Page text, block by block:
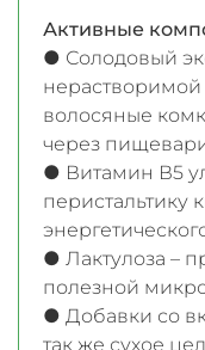
Активные
● Солодовый
нерастворимой
волосяные
через
● Витамин В5
перистальтику
● Лактулоза –
полезной
● Добавки со
так же сухое